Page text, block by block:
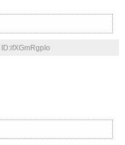
ID:ifXGmRgpIo